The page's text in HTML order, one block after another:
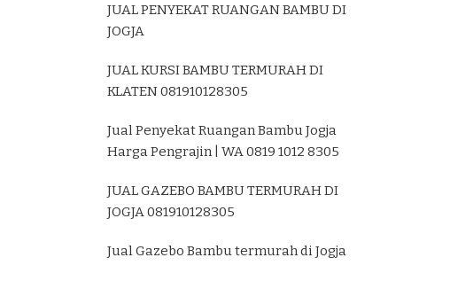
JUAL PENYEKAT RUANGAN BAMBU DI
JOGJA
JUAL KURSI BAMBU TERMURAH DI
KLATEN 081910128305
Jual Penyekat Ruangan Bambu Jogja
Harga Pengrajin | WA 0819 1012 8305
JUAL GAZEBO BAMBU TERMURAH DI
JOGJA 081910128305
Jual Gazebo Bambu termurah di Jogja